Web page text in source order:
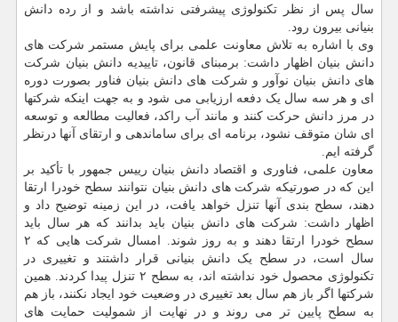
سال پس از نظر تکنولوژی پیشرفتی نداشته باشد و از رده دانش
بنیانی بیرون رود.
وی با اشاره به تلاش معاونت علمی برای پایش مستمر شرکت های
دانش بنیان اظهار داشت: برمبنای قانون، تاییدیه دانش بنیان شرکت
های دانش بنیان نوآور و شرکت های دانش بنیان فناور بصورت دوره
ای و هر سه سال یک دفعه ارزیابی می شود و به جهت اینکه شرکتها
در مرز دانش حرکت کنند و مانند آب راکد، فعالیت مطالعه و توسعه
ای شان متوقف نشود، برنامه ای برای ساماندهی و ارتقای آنها درنظر
گرفته ایم.
معاون علمی، فناوری و اقتصاد دانش بنیان رییس جمهور با تأکید بر
این که در صورتیکه شرکت های دانش بنیان نتوانند سطح خودرا ارتقا
دهند، سطح بندی آنها تنزل خواهد یافت، در این زمینه توضیح داد و
اظهار داشت: شرکت های دانش بنیان باید بدانند که هر سال باید
سطح خودرا ارتقا دهند و به روز شوند. امسال شرکت هایی که ۲
سال است، در سطح یک دانش بنیانی قرار داشتند و تغییری در
تکنولوژی محصول خود نداشته اند، به سطح ۲ تنزل پیدا کردند. همین
شرکتها اگر باز هم سال بعد تغییری در وضعیت خود ایجاد نکنند، باز هم
به سطح پایین تر می روند و در نهایت از شمولیت حمایت های